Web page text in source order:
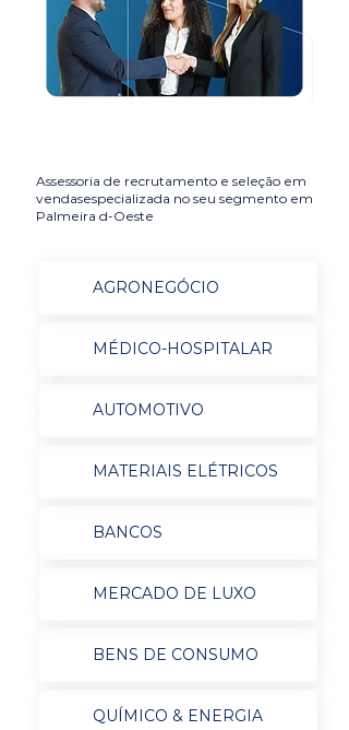
Assessoria de recrutamento e seleção em
vendasespecializada no seu segmento em
Palmeira d-Oeste
AGRONEGÓCIO
MÉDICO-HOSPITALAR
AUTOMOTIVO
MATERIAIS ELÉTRICOS
BANCOS
MERCADO DE LUXO
BENS DE CONSUMO
QUÍMICO & ENERGIA